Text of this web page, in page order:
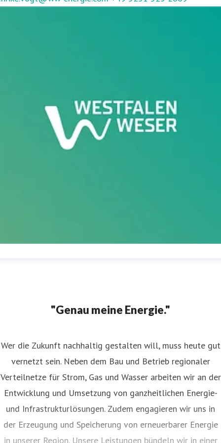
"Genau meine Energie."
Wer die Zukunft nachhaltig gestalten will, muss heute gut
vernetzt sein. Neben dem Bau und Betrieb regionaler
Verteilnetze für Strom, Gas und Wasser arbeiten wir an der
Entwicklung und Umsetzung von ganzheitlichen Energie-
und Infrastrukturlösungen. Zudem engagieren wir uns in
der Erzeugung und Speicherung von erneuerbarer Energie
in unserer Region. Unsere Leistungen bündeln wir in einer